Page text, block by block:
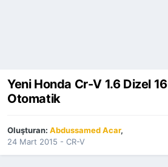
Yeni Honda Cr-V 1.6 Dizel
Otomatik
Oluşturan: Abdussamed Acar,
24 Mart 2015 - CR-V